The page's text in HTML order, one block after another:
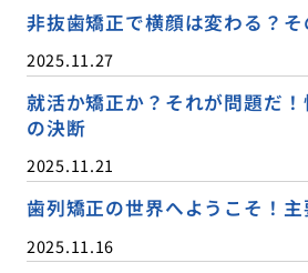
非抜歯矯正で横顔は変わる？
2025.11.27
就活か矯正か？それが問題だ
の決断
2025.11.21
歯列矯正の世界へようこそ！
2025.11.16